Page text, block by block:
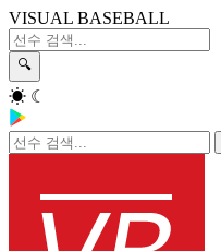
VISUAL BASEBALL
🔍
☀ ☾